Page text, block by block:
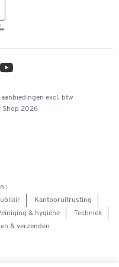
aanbiedingen excl. btw
Shop 2026
:
Kantooruitrusting
& hygiëne
Techniek
& verzenden